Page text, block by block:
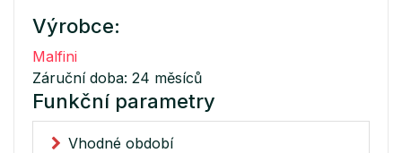
Výrobce:
Malfini
Záruční doba: 24 měsíců
Funkční parametry
Vhodné období